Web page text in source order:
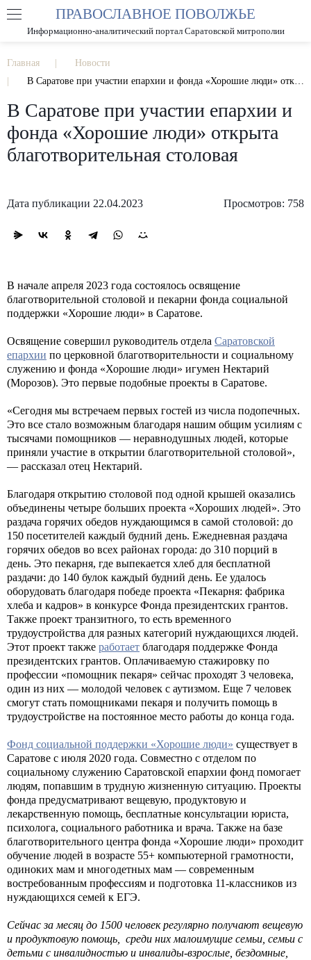
РАЗМЕР ШРИФТА А А
ПРАВОСЛАВНОЕ ПОВОЛЖЬЕ
Информационно-аналитический портал Саратовской митрополии
Главная
Новости
В Саратове при участии епархии и фонда «Хорошие люди» открыта благотворительная столовая
В Саратове при участии епархии и
фонда «Хорошие люди» открыта
благотворительная столовая
Дата публикации 22.04.2023 Просмотров: 758
В начале апреля 2023 года состоялось освящение
благотворительной столовой и пекарни фонда социальной
поддержки «Хорошие люди» в Саратове.
Освящение совершил руководитель отдела Саратовской
епархии по церковной благотворительности и социальному
служению и фонда «Хорошие люди» игумен Нектарий
(Морозов). Это первые подобные проекты в Саратове.
«Сегодня мы встречаем первых гостей из числа подопечных.
Это все стало возможным благодаря нашим общим усилиям с
тысячами помощников — неравнодушных людей, которые
приняли участие в открытии благотворительной столовой»,
— рассказал отец Нектарий.
Благодаря открытию столовой под одной крышей оказались
объединены четыре больших проекта «Хороших людей». Это
раздача горячих обедов нуждающимся в самой столовой: до
150 посетителей каждый будний день. Ежедневная раздача
горячих обедов во всех районах города: до 310 порций в
день. Это пекарня, где выпекается хлеб для бесплатной
раздачи: до 140 булок каждый будний день. Ее удалось
оборудовать благодаря победе проекта «Пекарня: фабрика
хлеба и кадров» в конкурсе Фонда президентских грантов.
Также проект транзитного, то есть временного
трудоустройства для разных категорий нуждающихся людей.
Этот проект также работает благодаря поддержке Фонда
президентских грантов. Оплачиваемую стажировку по
профессии «помощник пекаря» сейчас проходят 3 человека,
один из них — молодой человек с аутизмом. Еще 7 человек
смогут стать помощниками пекаря и получить помощь в
трудоустройстве на постоянное место работы до конца года.
Фонд социальной поддержки «Хорошие люди» существует в
Саратове с июля 2020 года. Совместно с отделом по
социальному служению Саратовской епархии фонд помогает
людям, попавшим в трудную жизненную ситуацию. Проекты
фонда предусматривают вещевую, продуктовую и
лекарственную помощь, бесплатные консультации юриста,
психолога, социального работника и врача. Также на базе
благотворительного центра фонда «Хорошие люди» проходит
обучение людей в возрасте 55+ компьютерной грамотности,
одиноких мам и многодетных мам — современным
востребованным профессиям и подготовка 11-классников из
нуждающихся семей к ЕГЭ.
Сейчас за месяц до 1500 человек регулярно получают вещевую
и продуктовую помощь, среди них малоимущие семьи, семьи с
детьми с инвалидностью и инвалиды-взрослые, бездомные,